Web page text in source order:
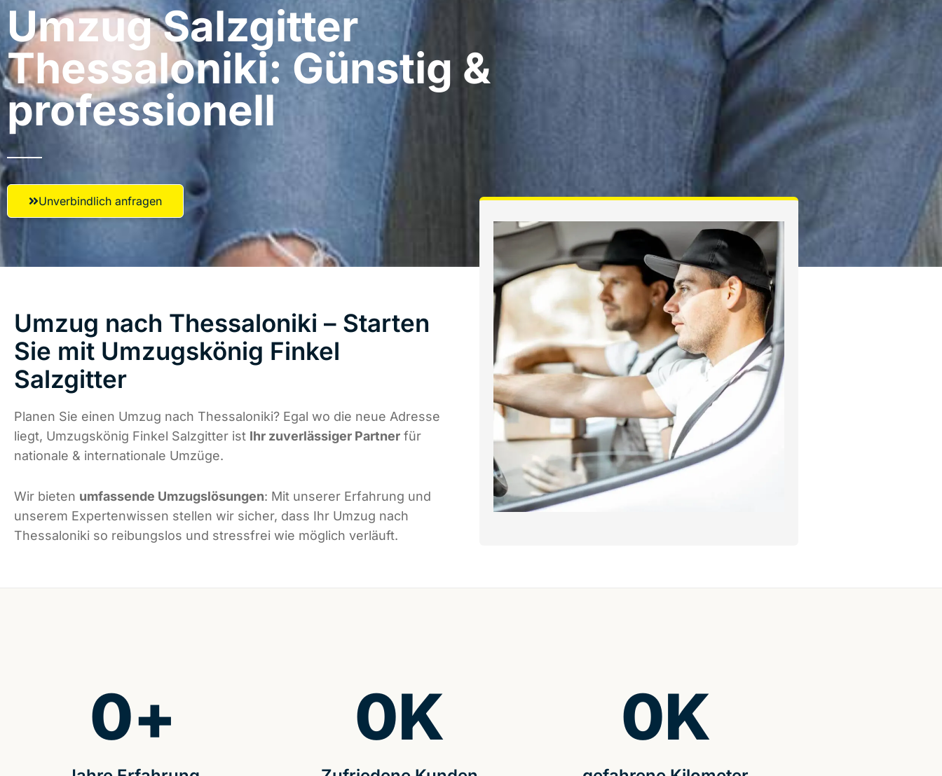
Umzug Salzgitter​
Thessaloniki: Günstig &
professionell​
Unverbindlich anfragen
Umzug nach Thessaloniki – Starten
Sie mit Umzugskönig Finkel
Salzgitter
Planen Sie einen Umzug nach Thessaloniki? Egal wo die neue Adresse
liegt, Umzugskönig Finkel Salzgitter ist Ihr zuverlässiger Partner für
nationale & internationale Umzüge.
Wir bieten umfassende Umzugslösungen: Mit unserer Erfahrung und
unserem Expertenwissen stellen wir sicher, dass Ihr Umzug nach
Thessaloniki so reibungslos und stressfrei wie möglich verläuft.
0+ 0K 0K